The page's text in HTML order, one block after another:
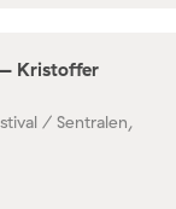
– Kristoffer
/ Sentralen,